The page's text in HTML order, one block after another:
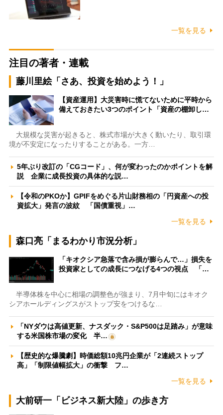
一覧を見る
注目の著者・連載
藤川里絵「さあ、投資を始めよう！」
【資産運用】大災害時に慌てないために平時から
備えておきたい3つのポイント「資産の棚卸し…
大規模な災害が起きると、株式市場が大きく動いたり、取引環
境が不安定になったりすることがある。一方…
5年ぶり改訂の「CGコード」、何が変わったのかポイントを解
説 企業に成長投資の具体的な説…
【令和のPKOか】GPIFをめぐる片山財務相の「円資産への投
資拡大」発言の波紋 「国債重視」…
一覧を見る
森口亮「まるわかり市況分析」
「キオクシア急落で含み損が膨らんで…」損失を
投資家としての成長につなげる4つの視点 「…
半導体株を中心に相場の調整色が強まり、7月中旬にはキオク
シアホールディングスがストップ安をつけるな…
「NYダウは高値更新、ナスダック・S&P500は足踏み」が意味
する米国株市場の変化 半…
【歴史的な爆騰劇】時価総額10兆円企業が「2連続ストップ
高」「制限値幅拡大」の衝撃 フ…
一覧を見る
大前研一「ビジネス新大陸」の歩き方